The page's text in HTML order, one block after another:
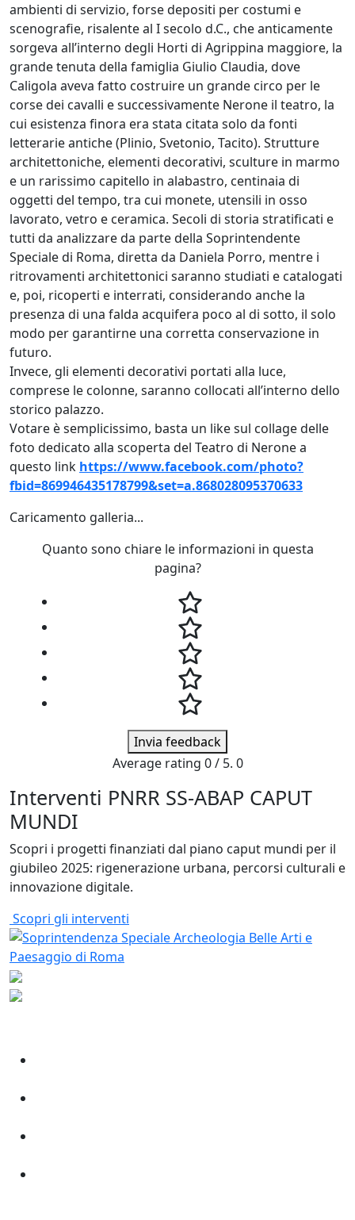
ambienti di servizio, forse depositi per costumi e
scenografie, risalente al I secolo d.C., che anticamente
sorgeva all’interno degli Horti di Agrippina maggiore, la
grande tenuta della famiglia Giulio Claudia, dove
Caligola aveva fatto costruire un grande circo per le
corse dei cavalli e successivamente Nerone il teatro, la
cui esistenza finora era stata citata solo da fonti
letterarie antiche (Plinio, Svetonio, Tacito). Strutture
architettoniche, elementi decorativi, sculture in marmo
e un rarissimo capitello in alabastro, centinaia di
oggetti del tempo, tra cui monete, utensili in osso
lavorato, vetro e ceramica. Secoli di storia stratificati e
tutti da analizzare da parte della Soprintendente
Speciale di Roma, diretta da Daniela Porro, mentre i
ritrovamenti architettonici saranno studiati e catalogati
e, poi, ricoperti e interrati, considerando anche la
presenza di una falda acquifera poco al di sotto, il solo
modo per garantirne una corretta conservazione in
futuro.
Invece, gli elementi decorativi portati alla luce,
comprese le colonne, saranno collocati all’interno dello
storico palazzo.
Votare è semplicissimo, basta un like sul collage delle
foto dedicato alla scoperta del Teatro di Nerone a
questo link https://www.facebook.com/photo?
fbid=869946435178799&set=a.868028095370633
Caricamento galleria...
Quanto sono chiare le informazioni in questa
pagina?
Invia feedback
Average rating 0/ 5. 0
Interventi PNRR SS-ABAP CAPUT
MUNDI
Scopri i progetti finanziati dal piano caput mundi per il
giubileo 2025: rigenerazione urbana, percorsi culturali e
innovazione digitale.
Scopri gli interventi